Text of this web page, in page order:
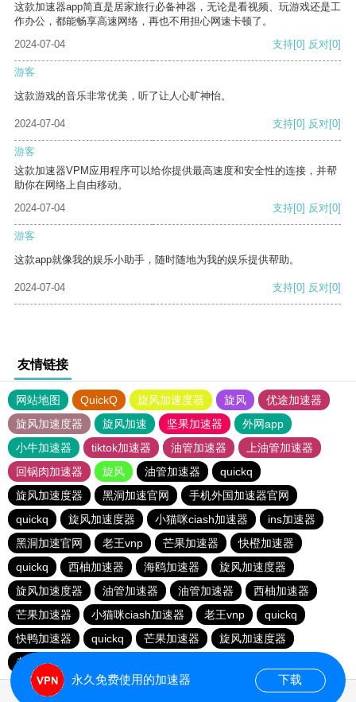
这款加速器app简直是居家旅行必备神器，无论是看视频、玩游戏还是工
作办公，都能畅享高速网络，再也不用担心网速卡顿了。
2024-07-04
支持[0] 反对[0]
游客
这款游戏的音乐非常优美，听了让人心旷神怡。
2024-07-04 支持[0] 反对[0]
游客
这款加速器VPM应用程序可以给你提供最高速度和安全性的连接，并帮
助你在网络上自由移动。
2024-07-04
支持[0] 反对[0]
游客
这款app就像我的娱乐小助手，随时随地为我的娱乐提供帮助。
2024-07-04 支持[0] 反对[0]
友情链接
网站地图 QuickQ 旋风加速度器 旋风
优途加速器
旋风加速度器
旋风加速 坚果加速器
外网app
小牛加速器
tiktok加速器 油管加速器
上油管加速器
回锅肉加速器
旋风 油管加速器
quickq
旋风加速度器
黑洞加速官网
手机外国加速器官网
quickq
旋风加速度器 小猫咪ciash加速器
ins加速器
黑洞加速官网
老王vnp 芒果加速器
快橙加速器
quickq
西柚加速器 海鸥加速器
旋风加速度器
旋风加速度器
油管加速器 油管加速器
西柚加速器
芒果加速器
小猫咪ciash加速器 老王vnp
quickq
快鸭加速器
quickq 芒果加速器
旋风加速度器
老王vnp
永久免费使用的加速器 下载